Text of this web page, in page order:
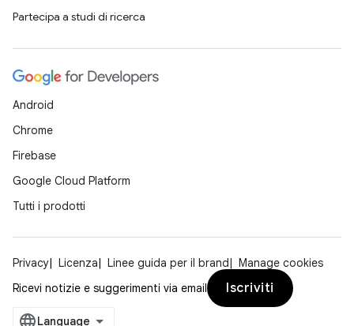
Partecipa a studi di ricerca
Android
Chrome
Firebase
Google Cloud Platform
Tutti i prodotti
Privacy Licenza Linee guida per il brand
Manage cookies
Ricevi notizie e suggerimenti via email
Iscriviti